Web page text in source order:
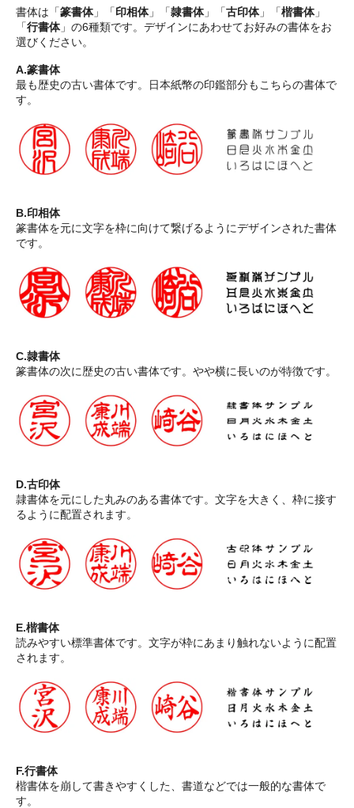
書体は「篆書体」「印相体」「隷書体」「古印体」「楷書体」
「行書体」の6種類です。デザインにあわせてお好みの書体をお
選びください。
A.篆書体
最も歴史の古い書体です。日本紙幣の印鑑部分もこちらの書体で
す。
B.印相体
篆書体を元に文字を枠に向けて繋げるようにデザインされた書体
です。
C.隷書体
篆書体の次に歴史の古い書体です。やや横に長いのが特徴です。
D.古印体
隷書体を元にした丸みのある書体です。文字を大きく、枠に接す
るように配置されます。
E.楷書体
読みやすい標準書体です。文字が枠にあまり触れないように配置
されます。
F.行書体
楷書体を崩して書きやすくした、書道などでは一般的な書体で
す。